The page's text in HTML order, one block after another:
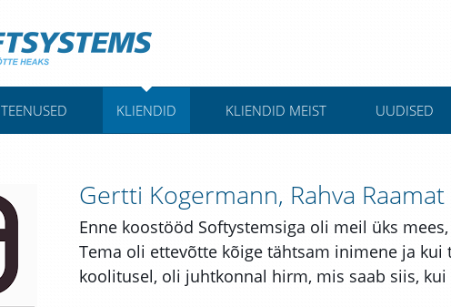
TEENUSED KLIENDID KLIENDID MEIST UUDISED
Gertti Kogermann, Rahva
Enne koostööd Softystemsiga oli meil üks
Tema oli ettevõtte kõige tähtsam inimene ja kui
koolitusel, oli juhtkonnal hirm, mis saab siis,